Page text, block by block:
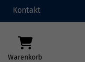
Kontakt
Warenkorb